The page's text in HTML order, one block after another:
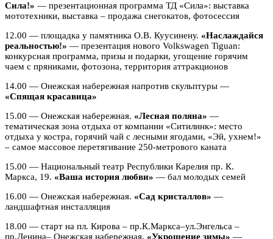
Сила!» — презентационная программа ТД «Сила»: выставка
мототехники, выставка – продажа снегокатов, фотосессия
12.00 — площадка у памятника О.В. Куусинену. «Наслаждайся
реальностью!» — презентация нового Volkswagen Tiguan:
конкурсная программа, призы и подарки, угощение горячим
чаем с пряниками, фотозона, территория аттракционов
14.00 — Онежская набережная напротив скульптуры —
«Спящая красавица»
15.00 — Онежская набережная. «Лесная поляна» —
тематическая зона отдыха от компании «Ситилинк»: место
отдыха у костра, горячий чай с лесными ягодами, «Эй, ухнем!»
– самое массовое перетягивание 250-метрового каната
15.00 — Национальный театр Республики Карелия пр. К.
Маркса, 19. «Ваша история любви» — бал молодых семей
16.00 — Онежская набережная. «Сад кристаллов» —
ландшафтная инсталляция
18.00 — старт на пл. Кирова – пр.К.Маркса–ул.Энгельса –
пр.Ленина– Онежская набережная. «Укрощение зимы» —